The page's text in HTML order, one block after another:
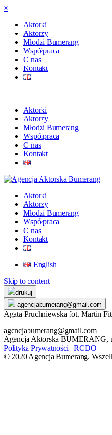
×
Aktorki
Aktorzy
Młodzi Bumerang
Współpraca
O nas
Kontakt
Aktorki
Aktorzy
Młodzi Bumerang
Współpraca
O nas
Kontakt
Aktorki
Aktorzy
Młodzi Bumerang
Współpraca
O nas
Kontakt
English
Skip to content
drukuj
agencjabumerang@gmail.com
Agata Pruchniewska fot. Martin
agencjabumerang@gmail.com
Agencja Aktorska BUMERANG,
Polityka Prywatności | RODO
© 2020 Agencja Bumerang.